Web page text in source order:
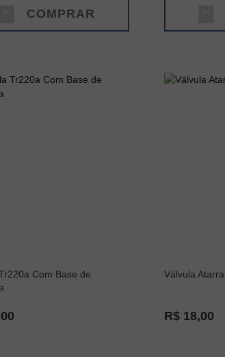
COMPRAR
Com Base de
Válvula
R$ 18,00